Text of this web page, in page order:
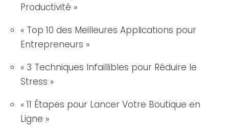
Productivité »
« Top 10 des Meilleures Applications pour
Entrepreneurs »
« 3 Techniques Infaillibles pour Réduire le
Stress »
« 11 Étapes pour Lancer Votre Boutique en
Ligne »